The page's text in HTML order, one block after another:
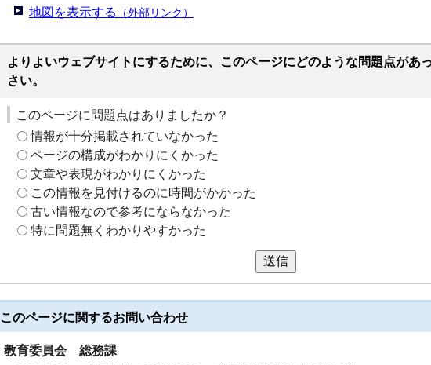
地図を表示する （外部リンク）
よりよいウェブサイトにするために、このページにどのような問題点があ
さい。
このページに問題点はありましたか？
情報が十分掲載されていなかった
ページの構成がわかりにくかった
文章や表現がわかりにくかった
この情報を見付けるのに時間がかかった
古い情報なので参考にならなかった
特に問題無くわかりやすかった
送信
このページに関するお問い合わせ
教育委員会 総務課